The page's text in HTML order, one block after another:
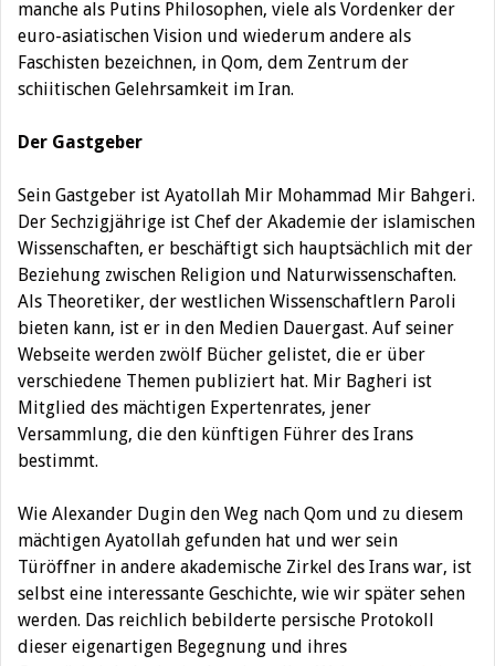
manche als Putins Philosophen, viele als Vordenker der
euro-asiatischen Vision und wiederum andere als
Faschisten bezeichnen, in Qom, dem Zentrum der
schiitischen Gelehrsamkeit im Iran.
Der Gastgeber
Sein Gastgeber ist Ayatollah Mir Mohammad Mir Bahgeri.
Der Sechzigjährige ist Chef der Akademie der islamischen
Wissenschaften, er beschäftigt sich hauptsächlich mit der
Beziehung zwischen Religion und Naturwissenschaften.
Als Theoretiker, der westlichen Wissenschaftlern Paroli
bieten kann, ist er in den Medien Dauergast. Auf seiner
Webseite werden zwölf Bücher gelistet, die er über
verschiedene Themen publiziert hat. Mir Bagheri ist
Mitglied des mächtigen Expertenrates, jener
Versammlung, die den künftigen Führer des Irans
bestimmt.
Wie Alexander Dugin den Weg nach Qom und zu diesem
mächtigen Ayatollah gefunden hat und wer sein
Türöffner in andere akademische Zirkel des Irans war, ist
selbst eine interessante Geschichte, wie wir später sehen
werden. Das reichlich bebilderte persische Protokoll
dieser eigenartigen Begegnung und ihres